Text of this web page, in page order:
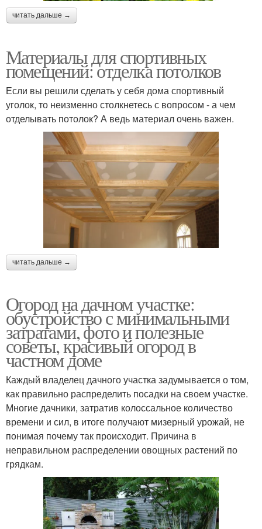
читать дальше →
Материалы для спортивных
помещений: отделка потолков
Если вы решили сделать у себя дома спортивный
уголок, то неизменно столкнетесь с вопросом - а чем
отделывать потолок? А ведь материал очень важен.
читать дальше →
Огород на дачном участке:
обустройство с минимальными
затратами, фото и полезные
советы, красивый огород в
частном доме
Каждый владелец дачного участка задумывается о том,
как правильно распределить посадки на своем участке.
Многие дачники, затратив колоссальное количество
времени и сил, в итоге получают мизерный урожай, не
понимая почему так происходит. Причина в
неправильном распределении овощных растений по
грядкам.